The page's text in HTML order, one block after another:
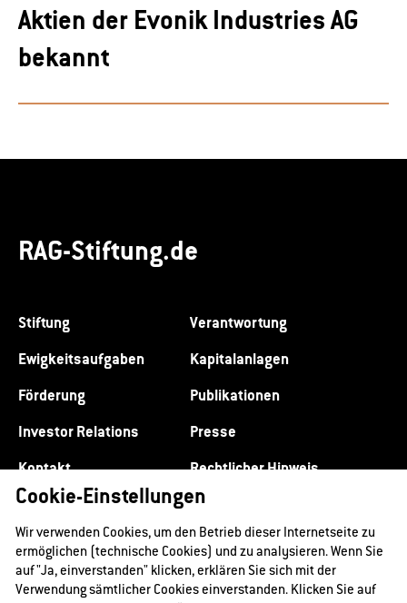
Aktien der Evonik Industries AG
bekannt
RAG-Stiftung.de
Stiftung
Verantwortung
Ewigkeitsaufgaben
Kapitalanlagen
Förderung
Publikationen
Investor Relations
Presse
Kontakt
Rechtlicher Hinweis
Datenschutz
Impressum
Cookie-Einstellungen
Wir verwenden Cookies, um den Betrieb dieser Internetseite zu
ermöglichen (technische Cookies) und zu analysieren. Wenn Sie
auf "Ja, einverstanden" klicken, erklären Sie sich mit der
Verwendung sämtlicher Cookies einverstanden. Klicken Sie auf